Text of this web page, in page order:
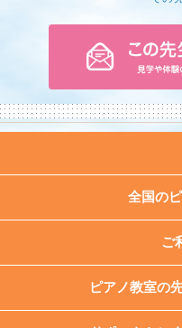
全国の
ご
ピアノ教室の